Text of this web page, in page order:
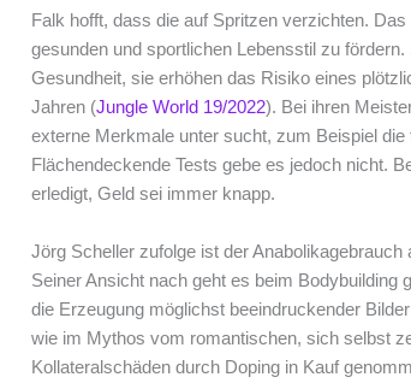
Falk hofft, dass die auf Spritzen verzichten.
gesunden und sportlichen Lebensstil zu
Gesundheit, sie erhöhen das Risiko eines
Jahren (Jungle World 19/2022). Bei ihren
externe Merkmale unter sucht, zum Beispiel
Flächendeckende Tests gebe es jedoch nicht.
erledigt, Geld sei immer knapp.
Jörg Scheller zufolge ist der
Seiner Ansicht nach geht es beim Bodybuilding
die Erzeugung möglichst beeindruckender
wie im Mythos vom romantischen, sich selbst
Kollateralschäden durch Doping in Kauf